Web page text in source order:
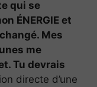
qui se
ÉNERGIE et
Mes
me
Tu devrais
directe d’une